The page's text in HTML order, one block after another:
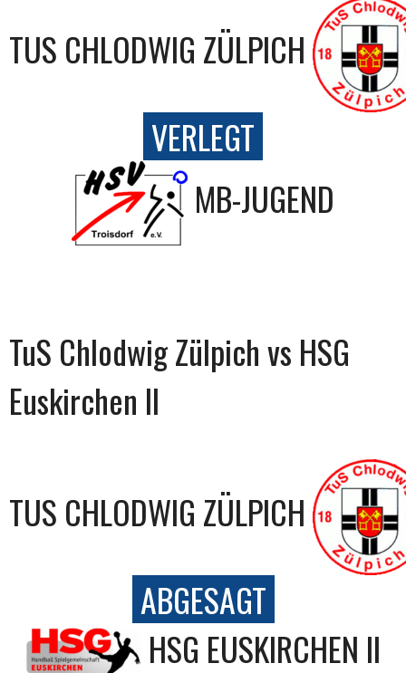
TUS CHLODWIG ZÜLPICH
VERLEGT
MB-JUGEND
TuS Chlodwig Zülpich vs HSG
Euskirchen II
TUS CHLODWIG ZÜLPICH
ABGESAGT
HSG EUSKIRCHEN II